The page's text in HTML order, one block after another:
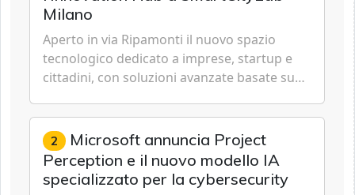
Milano
Aperto in via Ripamonti il nuovo spazio
tecnologico dedicato a imprese, startup e
cittadini, con soluzioni avanzate basate su
Cybersecurity.
2 Microsoft annuncia Project
Perception e il nuovo modello IA
specializzato per la cybersecurity